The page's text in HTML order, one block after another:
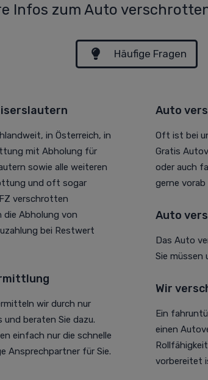
Infos zum Auto
Häufige Fragen
in Österreich, in
mit Abholung für
sowie alle weiteren
und oft sogar
verschrotten
die Abholung von
bei Restwert
wir durch nur
beraten Sie dazu.
einfach nur die schnelle
Ansprechpartner für Sie.
Auto
Oft ist bei
Gratis
oder auch
gerne vorab
Auto
Das Auto
Sie müssen
Wir
Ein
einen
vorbereitet